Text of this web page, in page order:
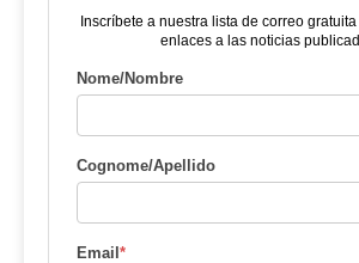
Inscríbete a nuestra lista de correo
enlaces a las noticias
Nome/Nombre
Cognome/Apellido
Email*